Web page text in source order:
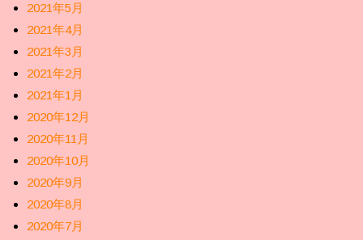
2021年5月
2021年4月
2021年3月
2021年2月
2021年1月
2020年12月
2020年11月
2020年10月
2020年9月
2020年8月
2020年7月